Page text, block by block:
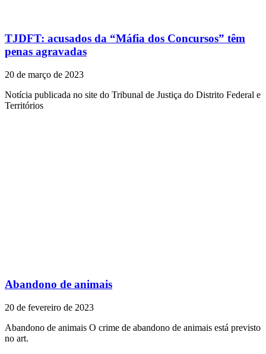
TJDFT: acusados da “Máfia dos Concursos” têm
penas agravadas
20 de março de 2023
Notícia publicada no site do Tribunal de Justiça do Distrito Federal e
Territórios
Abandono de animais
20 de fevereiro de 2023
Abandono de animais O crime de abandono de animais está previsto
no art.